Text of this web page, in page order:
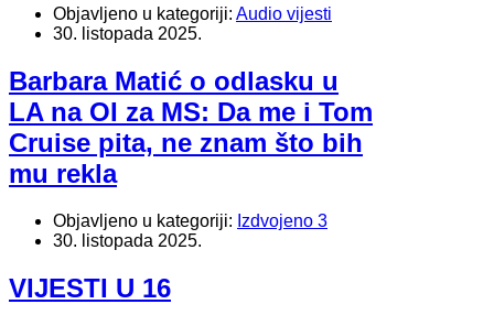
Objavljeno u kategoriji: Audio vijesti
30. listopada 2025.
Barbara Matić o odlasku u
LA na OI za MS: Da me i Tom
Cruise pita, ne znam što bih
mu rekla
Objavljeno u kategoriji: Izdvojeno 3
30. listopada 2025.
VIJESTI U 16